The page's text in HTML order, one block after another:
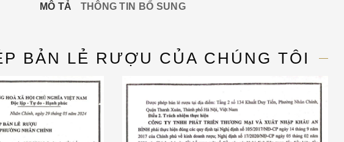
MÔ TẢ THÔNG TIN BỔ SUNG
BẢN LẺ RƯỢU CỦA CHÚNG TÔI